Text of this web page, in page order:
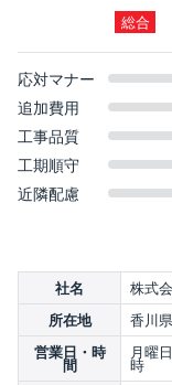
総合
応対マナー
追加費用
工事品質
工期順守
近隣配慮
社名 株式
所在地 香川
営業日・時
間
月曜
時